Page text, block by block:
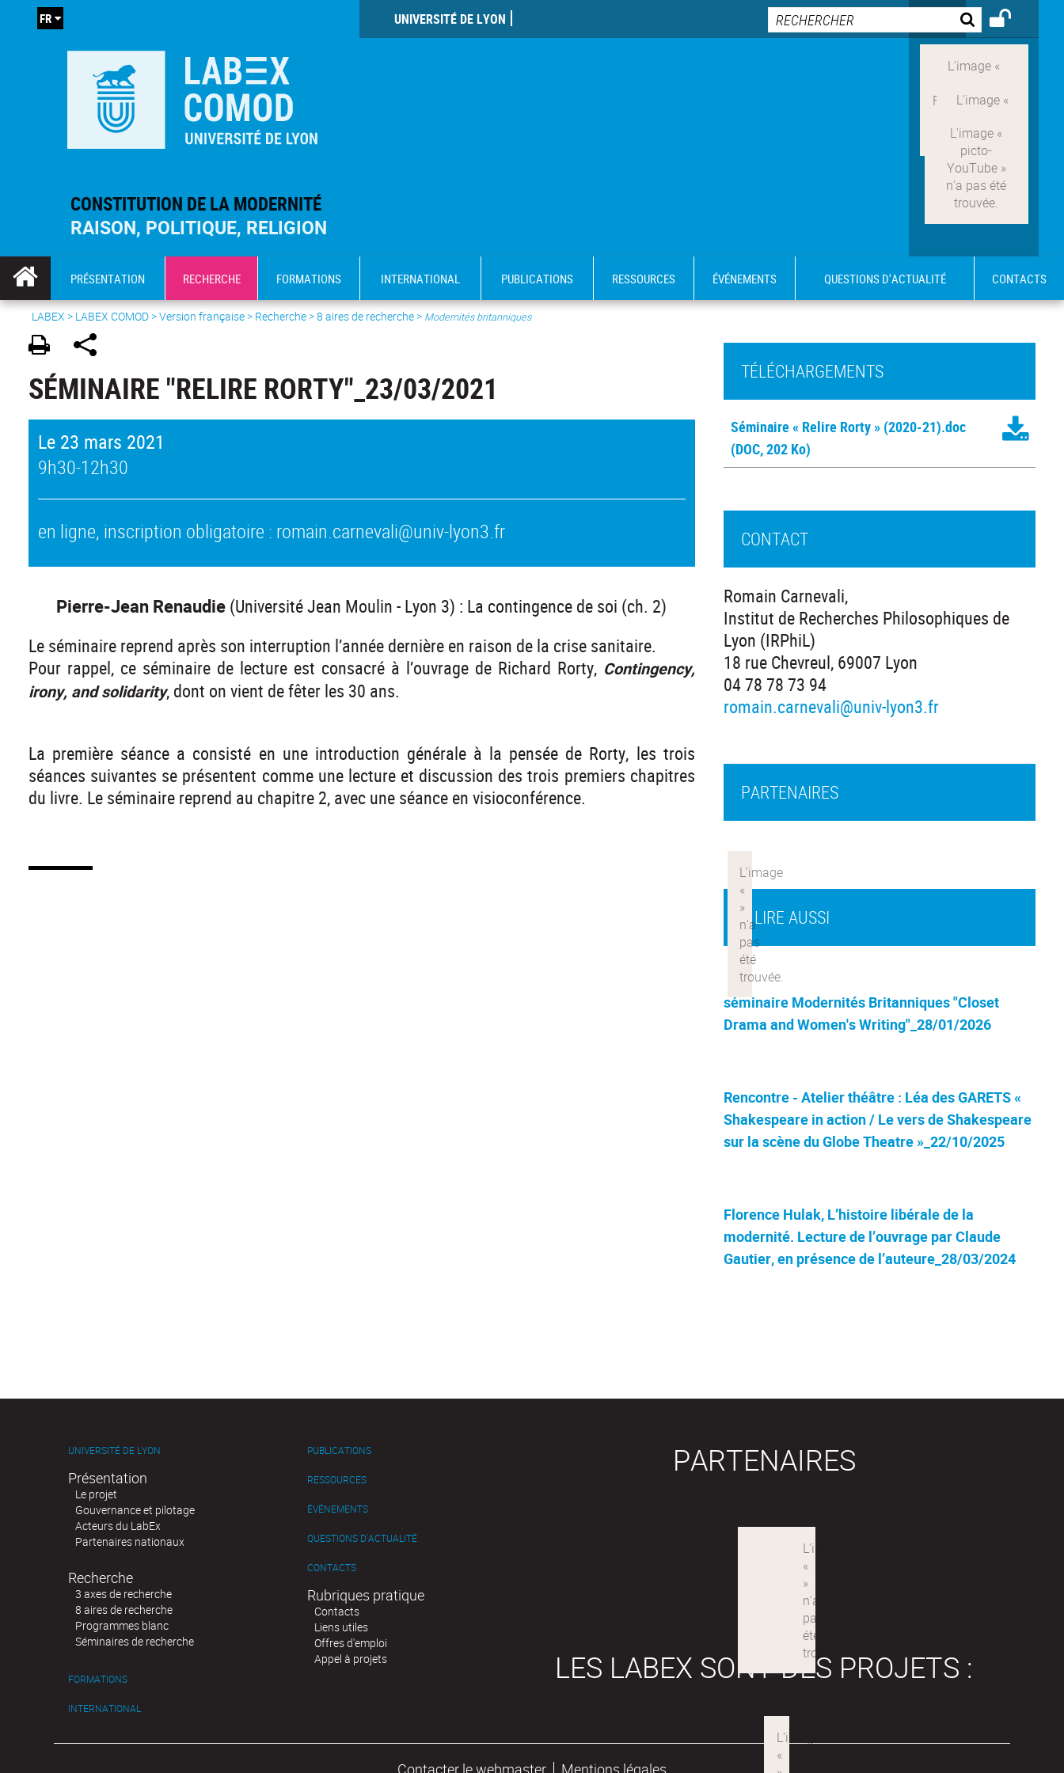
CONSTITUTION DE LA MODERNITÉ
RAISON, POLITIQUE, RELIGION
UNIVERSITÉ DE LYON
FR
PRÉSENTATION RECHERCHE FORMATIONS INTERNATIONAL PUBLICATIONS RESSOURCES ÉVÉNEMENTS QUESTIONS D'ACTUALITÉ CONTACTS
LABEX > LABEX COMOD>Version française> Recherche >8 aires de recherche> Modernités britanniques
SÉMINAIRE "RELIRE RORTY"_23/03/2021
Le 23 mars 2021
9h30-12h30
en ligne, inscription obligatoire : romain.carnevali@univ-lyon3.fr
Pierre-Jean Renaudie (Université Jean Moulin - Lyon 3) : La contingence de soi (ch. 2)
Le séminaire reprend après son interruption l’année dernière en raison de la crise sanitaire.
Pour rappel, ce séminaire de lecture est consacré à l’ouvrage de Richard Rorty, Contingency,
irony, and solidarity, dont on vient de fêter les 30 ans.
La première séance a consisté en une introduction générale à la pensée de Rorty, les trois
séances suivantes se présentent comme une lecture et discussion des trois premiers chapitres
du livre. Le séminaire reprend au chapitre 2, avec une séance en visioconférence.
TÉLÉCHARGEMENTS
Séminaire « Relire Rorty » (2020-21).doc
(DOC, 202 Ko)
À LIRE AUSSI
séminaire Modernités Britanniques "Closet
Drama and Women's Writing"_28/01/2026
Rencontre - Atelier théâtre : Léa des GARETS «
Shakespeare in action / Le vers de Shakespeare
sur la scène du Globe Theatre »_22/10/2025
Florence Hulak, L’histoire libérale de la
modernité. Lecture de l’ouvrage par Claude
Gautier, en présence de l’auteure_28/03/2024
CONTACT
Romain Carnevali,
Institut de Recherches Philosophiques de
Lyon (IRPhiL)
18 rue Chevreul, 69007 Lyon
04 78 78 73 94
romain.carnevali@univ-lyon3.fr
PARTENAIRES
UNIVERSITÉ DE LYON
Présentation
Le projet
Gouvernance et pilotage
Acteurs du LabEx
Partenaires nationaux
Recherche
3 axes de recherche
8 aires de recherche
Programmes blanc
Séminaires de recherche
FORMATIONS
INTERNATIONAL
PUBLICATIONS
RESSOURCES
ÉVÉNEMENTS
QUESTIONS D'ACTUALITÉ
CONTACTS
Rubriques pratique
Contacts
Liens utiles
Offres d'emploi
Appel à projets
PARTENAIRES
LES LABEX SONT DES PROJETS :
Contacter le webmaster Mentions légales